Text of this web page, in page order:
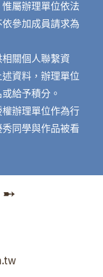
屬辦理單位依法
參加成員請求為
關個人聯繫資
資料，辦理單位
給予積分。
辦理單位作為行
同學與作品被看
➸